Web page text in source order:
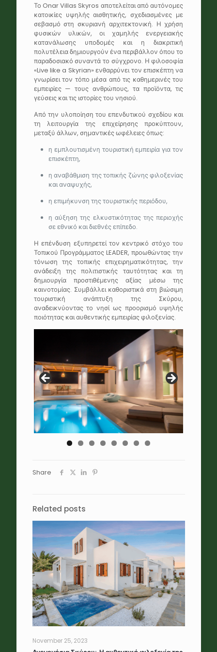
Το Onar Villas Skyros αποτελείται από αυτόνομες
κατοικίες υψηλής αισθητικής, σχεδιασμένες με
σεβασμό στη σκυριανή αρχιτεκτονική. Η χρήση
φυσικών υλικών, οι χαμηλής ενεργειακής
κατανάλωσης υποδομές και η διακριτική
πολυτέλεια δημιουργούν ένα περιβάλλον όπου το
παραδοσιακό συναντά το σύγχρονο. Η φιλοσοφία
«Live like a Skyrian» ενθαρρύνει τον επισκέπτη να
γνωρίσει τον τόπο μέσα από τις καθημερινές του
εμπειρίες — τους ανθρώπους, τα προϊόντα, τις
γεύσεις και τις ιστορίες του νησιού.
Από την υλοποίηση του επενδυτικού σχεδίου και
τη λειτουργία της επιχείρησης προκύπτουν,
μεταξύ άλλων, σημαντικές ωφέλειες όπως:
η εμπλουτισμένη τουριστική εμπειρία για τον
επισκέπτη,
η αναβάθμιση της τοπικής ζώνης φιλοξενίας
και αναψυχής,
η επιμήκυνση της τουριστικής περιόδου,
η αύξηση της ελκυστικότητας της περιοχής
σε εθνικό και διεθνές επίπεδο.
Η επένδυση εξυπηρετεί τον κεντρικό στόχο του
Τοπικού Προγράμματος LEADER, προωθώντας την
τόνωση της τοπικής επιχειρηματικότητας, την
ανάδειξη της πολιτιστικής ταυτότητας και τη
δημιουργία προστιθέμενης αξίας μέσω της
καινοτομίας. Συμβάλλει καθοριστικά στη βιώσιμη
τουριστική ανάπτυξη της Σκύρου,
αναδεικνύοντας το νησί ως προορισμό υψηλής
ποιότητας και αυθεντικής εμπειρίας φιλοξενίας.
Share
Related posts
November 25, 2023